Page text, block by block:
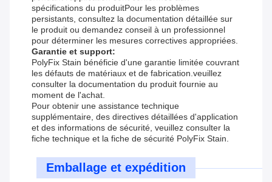
spécifications du produitPour les problèmes
persistants, consultez la documentation détaillée sur
le produit ou demandez conseil à un professionnel
pour déterminer les mesures correctives appropriées.
Garantie et support:
PolyFix Stain bénéficie d'une garantie limitée couvrant
les défauts de matériaux et de fabrication.veuillez
consulter la documentation du produit fournie au
moment de l'achat.
Pour obtenir une assistance technique
supplémentaire, des directives détaillées d'application
et des informations de sécurité, veuillez consulter la
fiche technique et la fiche de sécurité PolyFix Stain.
Emballage et expédition